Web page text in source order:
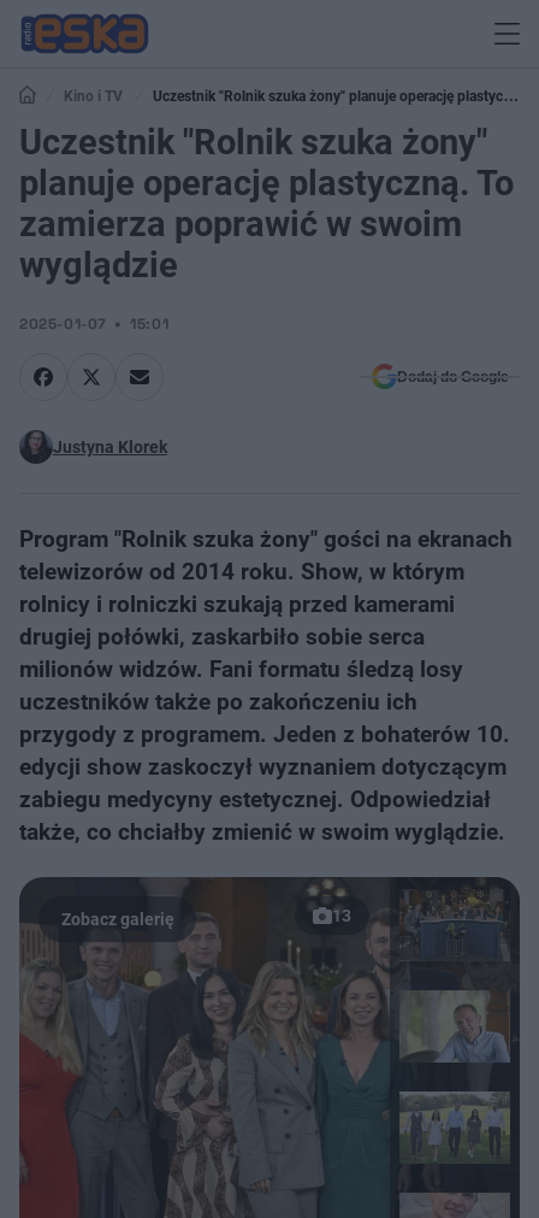
Kino i TV
Uczestnik "Rolnik szuka żony" planuje operację plastyczną.
To zamierza poprawić w swoim wyglądzie
Uczestnik "Rolnik szuka żony"
planuje operację plastyczną. To
zamierza poprawić w swoim
wyglądzie
2025-01-07 15:01
Dodaj do Google
Justyna Klorek
Program "Rolnik szuka żony" gości na ekranach
telewizorów od 2014 roku. Show, w którym
rolnicy i rolniczki szukają przed kamerami
drugiej połówki, zaskarbiło sobie serca
milionów widzów. Fani formatu śledzą losy
uczestników także po zakończeniu ich
przygody z programem. Jeden z bohaterów 10.
edycji show zaskoczył wyznaniem dotyczącym
zabiegu medycyny estetycznej. Odpowiedział
także, co chciałby zmienić w swoim wyglądzie.
13